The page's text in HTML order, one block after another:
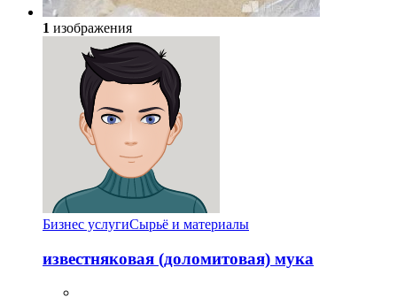
1 изображения
Бизнес услугиСырьё и материалы
известняковая (доломитовая) мука